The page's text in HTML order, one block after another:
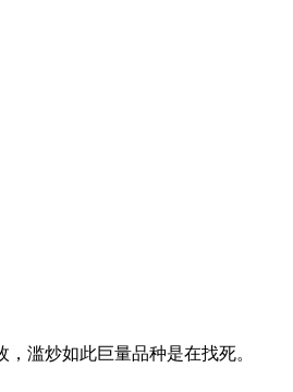
滥炒如此巨量品种是在找死。